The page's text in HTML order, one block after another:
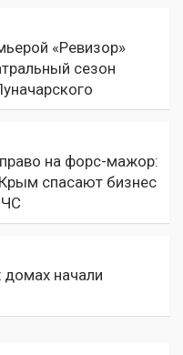
«Ревизор»
сезон
на форс-мажор:
спасают бизнес
ЧС
домах начали